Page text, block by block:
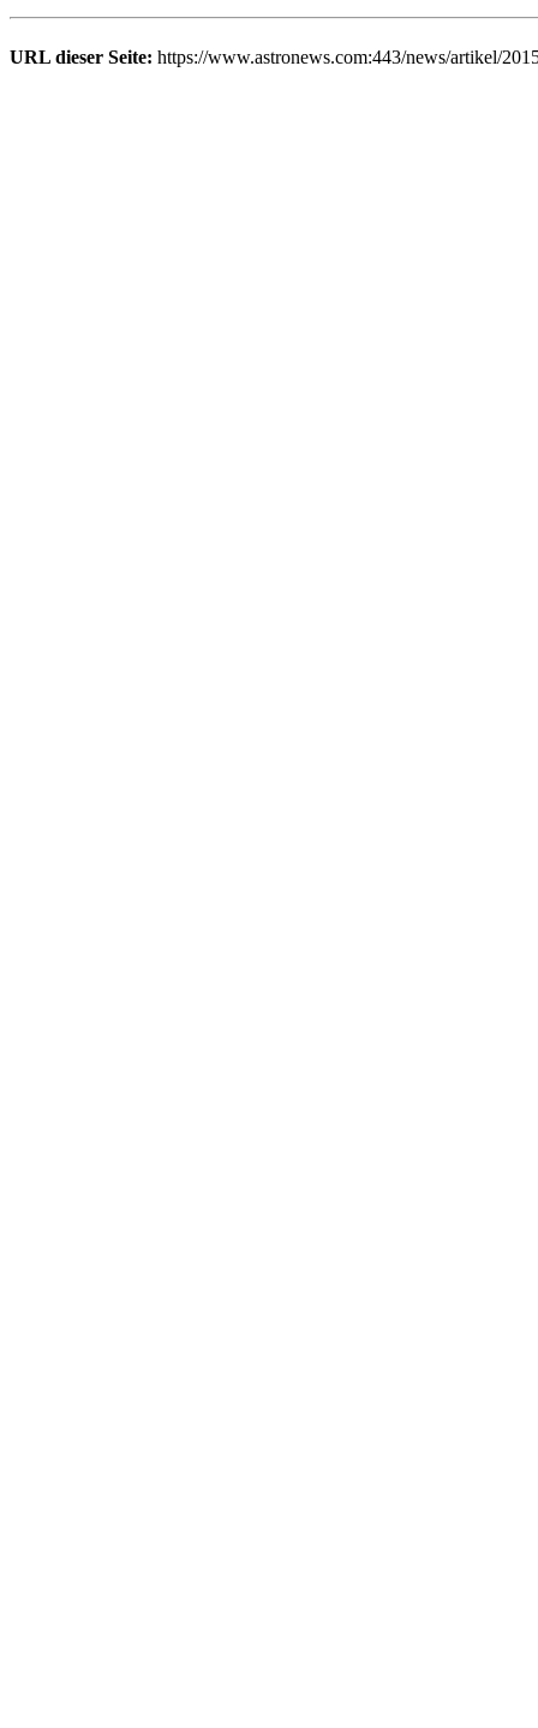
URL dieser Seite: https://www.astronews.com:443/news/artikel/